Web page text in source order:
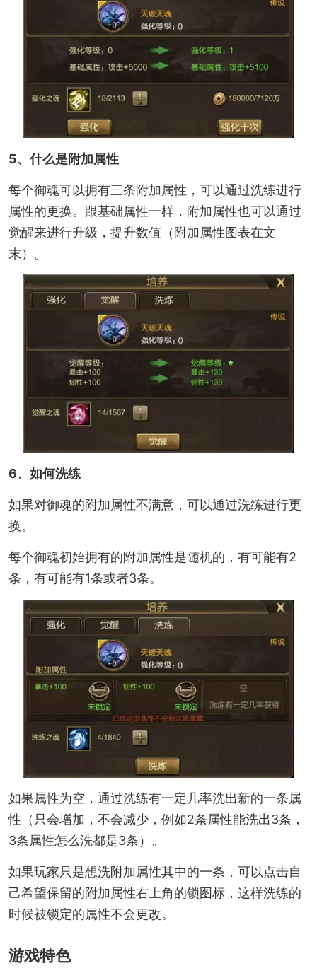
5、什么是附加属性
每个御魂可以拥有三条附加属性，可以通过洗练进行
属性的更换。跟基础属性一样，附加属性也可以通过
觉醒来进行升级，提升数值（附加属性图表在文
末）。
6、如何洗练
如果对御魂的附加属性不满意，可以通过洗练进行更
换。
每个御魂初始拥有的附加属性是随机的，有可能有2
条，有可能有1条或者3条。
如果属性为空，通过洗练有一定几率洗出新的一条属
性（只会增加，不会减少，例如2条属性能洗出3条，
3条属性怎么洗都是3条）。
如果玩家只是想洗附加属性其中的一条，可以点击自
己希望保留的附加属性右上角的锁图标，这样洗练的
时候被锁定的属性不会更改。
游戏特色